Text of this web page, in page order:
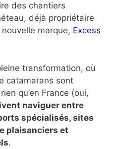
des chantiers
déjà propriétaire
marque, Excess
transformation, où
catamarans sont
qu’en France (oui,
naviguer entre
spécialisés, sites
plaisanciers et
.